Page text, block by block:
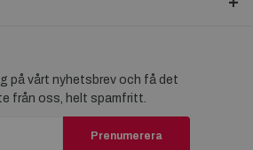
på vårt nyhetsbrev och få det
från oss, helt spamfritt.
Prenumerera